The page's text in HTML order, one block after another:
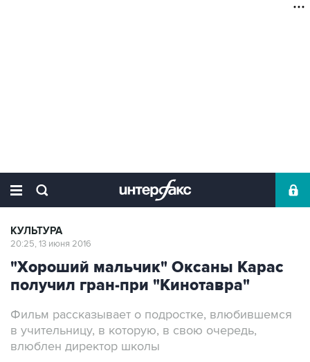
КУЛЬТУРА
20:25, 13 июня 2016
"Хороший мальчик" Оксаны Карас
получил гран-при "Кинотавра"
Фильм рассказывает о подростке, влюбившемся
в учительницу, в которую, в свою очередь,
влюблен директор школы